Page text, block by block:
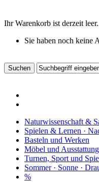
Ihr Warenkorb ist derzeit leer.
Sie haben noch keine
Naturwissenschaft &
Spielen & Lernen ·
Basteln und Werken
Möbel und Ausstattung
Turnen, Sport und
Sommer · Sonne ·
%